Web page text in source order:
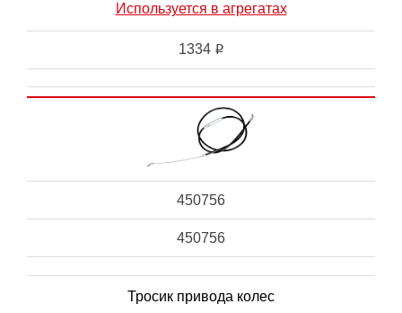
Используется в агрегатах
1334 i
450756
450756
Тросик привода колес